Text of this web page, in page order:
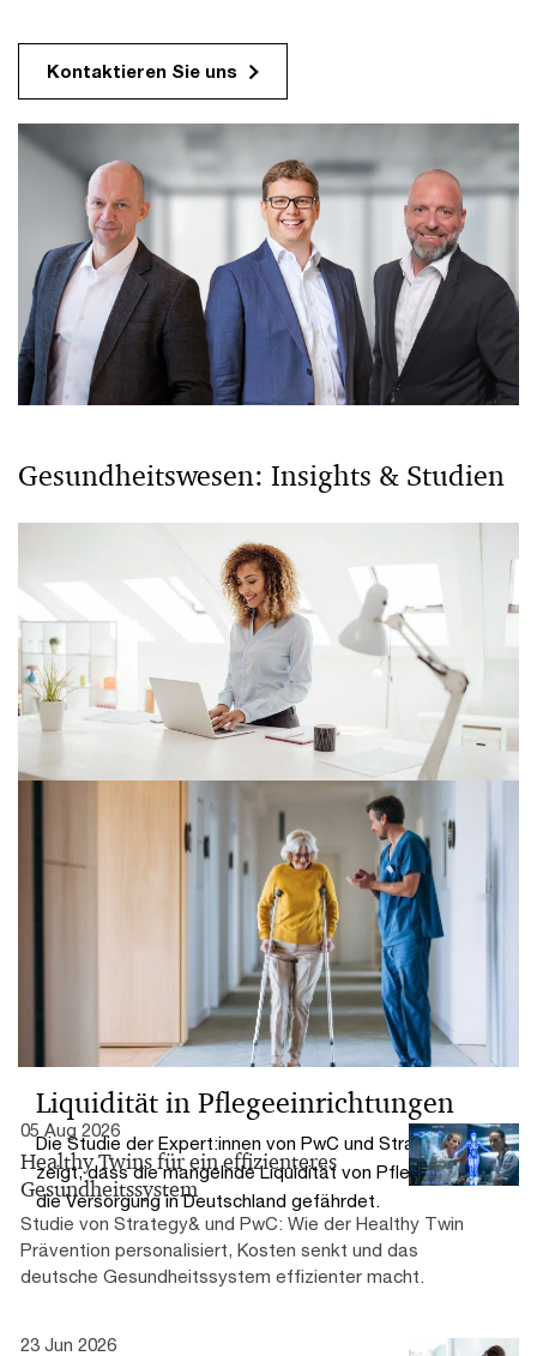
Kontaktieren Sie uns
Gesundheitswesen: Insights & Studien
Gesundheit, Vertrauen und
Technologie prägen den Konsum
Für unsere aktuelle Studie „Voice of the Consumer“
haben wir 2.000 Deutsche zu Wohlbefinden, KI-Nutzung
und Kaufverhalten befragt.
Liquidität in Pflegeeinrichtungen
Die Studie der Expert:innen von PwC und Strategy&
zeigt, dass die mangelnde Liquidität von Pflegeheimen
die Versorgung in Deutschland gefährdet.
05 Aug 2026
Healthy Twins für ein effizienteres
Gesundheitssystem
Studie von Strategy& und PwC: Wie der Healthy Twin
Prävention personalisiert, Kosten senkt und das
deutsche Gesundheitssystem effizienter macht.
23 Jun 2026